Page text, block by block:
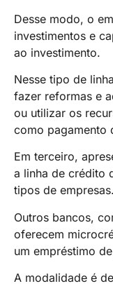
Desse modo, o
investimentos e
ao investimento.
Nesse tipo de
fazer reformas e
ou utilizar os
como pagamento
Em terceiro,
a linha de crédito
tipos de empresas.
Outros bancos,
oferecem
um empréstimo
A modalidade é